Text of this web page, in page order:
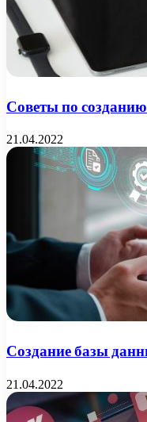
Советы по
21.04.2022
Создание базы
21.04.2022